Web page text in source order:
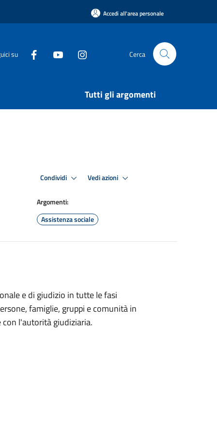
Accedi all'area personale
su Cerca
Tutti gli argomenti
Condividi Vedi azioni
Argomenti:
Assistenza sociale
e di giudizio in tutte le fasi
famiglie, gruppi e comunità in
l'autorità giudiziaria.